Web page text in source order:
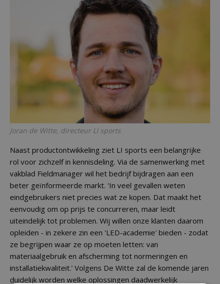
Joran de Witte, directeur LI sports
Naast productontwikkeling ziet LI sports een belangrijke
rol voor zichzelf in kennisdeling. Via de samenwerking met
vakblad Fieldmanager wil het bedrijf bijdragen aan een
beter geïnformeerde markt. 'In veel gevallen weten
eindgebruikers niet precies wat ze kopen. Dat maakt het
eenvoudig om op prijs te concurreren, maar leidt
uiteindelijk tot problemen. Wij willen onze klanten daarom
opleiden - in zekere zin een 'LED-academie' bieden - zodat
ze begrijpen waar ze op moeten letten: van
materiaalgebruik en afscherming tot normeringen en
installatiekwaliteit.' Volgens De Witte zal de komende jaren
duidelijk worden welke oplossingen daadwerkelijk